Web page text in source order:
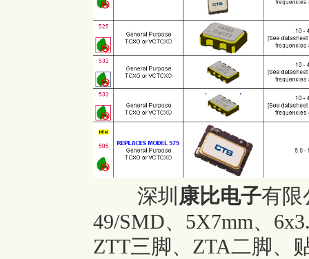
深圳 康比电子有限
49/SMD、5X7mm、
ZTT三脚、ZTA二脚、